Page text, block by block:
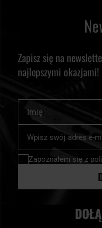
Zapisz się na
najlepszymi okazjami!
nasz
newsletter:
Zapoznałem się z